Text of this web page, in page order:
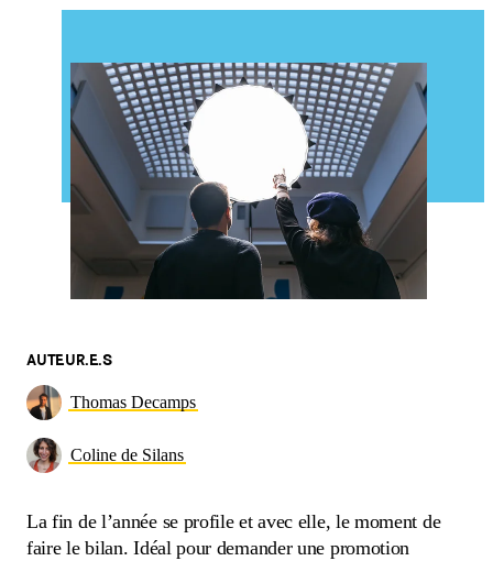
AUTEUR.E.S
Thomas Decamps
Coline de Silans
La fin de l’année se profile et avec elle, le moment de
faire le bilan. Idéal pour demander une promotion